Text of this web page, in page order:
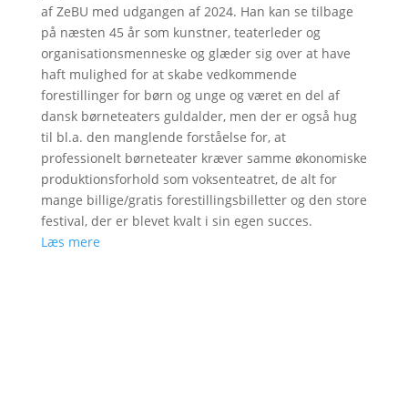
af ZeBU med udgangen af 2024. Han kan se tilbage
på næsten 45 år som kunstner, teaterleder og
organisationsmenneske og glæder sig over at have
haft mulighed for at skabe vedkommende
forestillinger for børn og unge og været en del af
dansk børneteaters guldalder, men der er også hug
til bl.a. den manglende forståelse for, at
professionelt børneteater kræver samme økonomiske
produktionsforhold som voksenteatret, de alt for
mange billige/gratis forestillingsbilletter og den store
festival, der er blevet kvalt i sin egen succes.
Læs mere